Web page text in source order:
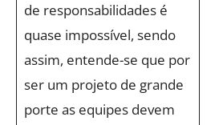
de responsabilidades é
quase impossível, sendo
assim, entende-se que por
ser um projeto de grande
porte as equipes devem